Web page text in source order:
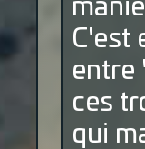
C'est
entre
ces
qui